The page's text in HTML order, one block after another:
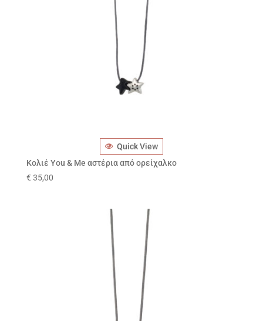
Quick View
Κολιέ You & Me αστέρια από ορείχαλκο
€ 35,00